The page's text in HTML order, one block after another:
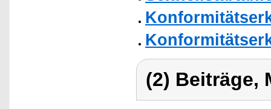
(2) Beiträge,